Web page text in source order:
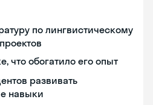
по лингвистическому
что обогатило его опыт
развивать
навыки